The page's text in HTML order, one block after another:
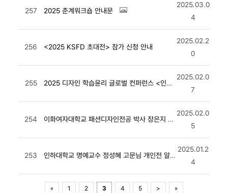
257 2025 춘계워크숍 안내문
2025.03.0
4
256 <2025 KSFD 초대전> 참가 신청 안내
2025.02.2
0
255 2025 디자인 학습윤리 글로벌 컨퍼런스 <인공지능과 예술교육의 미래>
2025.02.0
7
254 이화여자대학교 패션디자인전공 박사 장은지 초대 개인전,
2025.02.0
5
253 인하대학교 명예교수 정성혜 고문님 개인전 알림
2025.01.2
4
« 1 2 3 4 5 > »